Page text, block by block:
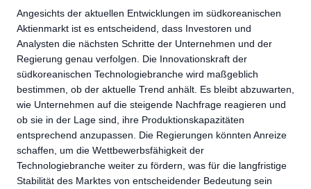
Angesichts der aktuellen Entwicklungen im südkoreanischen
Aktienmarkt ist es entscheidend, dass Investoren und
Analysten die nächsten Schritte der Unternehmen und der
Regierung genau verfolgen. Die Innovationskraft der
südkoreanischen Technologiebranche wird maßgeblich
bestimmen, ob der aktuelle Trend anhält. Es bleibt abzuwarten,
wie Unternehmen auf die steigende Nachfrage reagieren und
ob sie in der Lage sind, ihre Produktionskapazitäten
entsprechend anzupassen. Die Regierungen könnten Anreize
schaffen, um die Wettbewerbsfähigkeit der
Technologiebranche weiter zu fördern, was für die langfristige
Stabilität des Marktes von entscheidender Bedeutung sein